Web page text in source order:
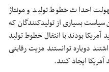
احداث خطوط تولید و مونتاژ
بسیاری از تولیدکنندگان که
بودند با انتقال خطوط تولید
دوباره توانستند مزیت رقابتی
ایجاد کنند.